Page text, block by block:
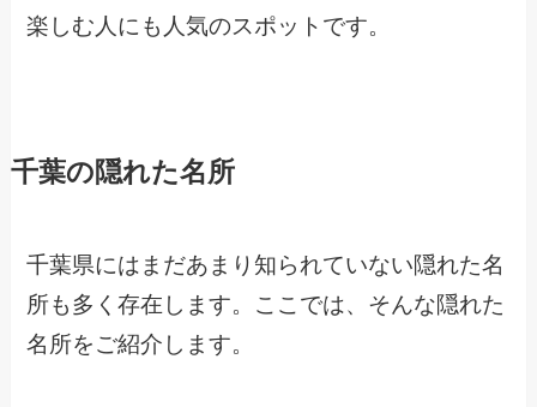
楽しむ人にも人気のスポットです。
千葉の隠れた名所
千葉県にはまだあまり知られていない隠れた名
所も多く存在します。ここでは、そんな隠れた
名所をご紹介します。